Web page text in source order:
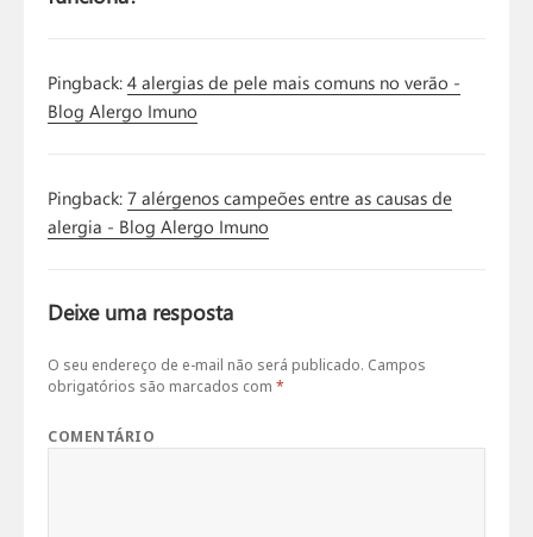
Pingback:4 alergias de pele mais comuns no verão -
Blog Alergo Imuno
Pingback:7 alérgenos campeões entre as causas de
alergia - Blog Alergo Imuno
Deixe uma resposta
O seu endereço de e-mail não será publicado. Campos
obrigatórios são marcados com*
COMENTÁRIO